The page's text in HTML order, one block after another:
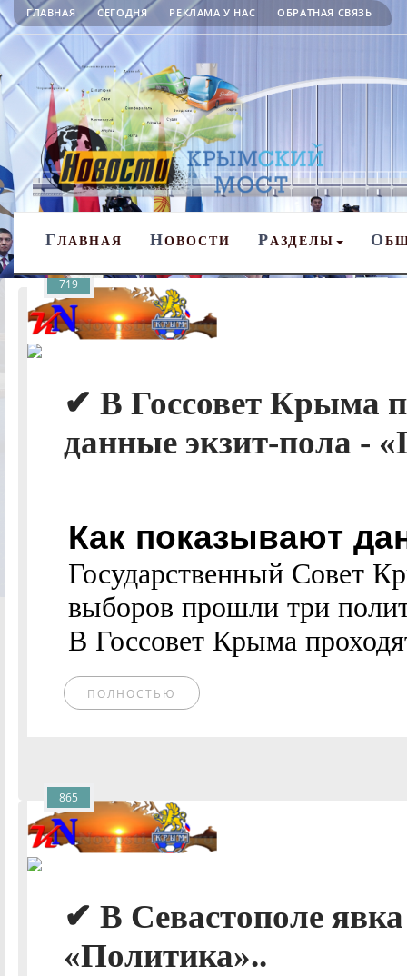
ГЛАВНАЯ СЕГОДНЯ РЕКЛАМА У НАС ОБРАТНАЯ СВЯЗЬ
ГЛАВНАЯ НОВОСТИ РАЗДЕЛЫ О
✔ В Госсовет Крыма
данные экзит-пола -
Как показывают
Государственный Совет
выборов прошли три
В Госсовет Крыма
ПОЛНОСТЬЮ
719
✔ В Севастополе
«Политика»..
865